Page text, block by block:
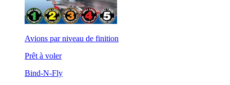
Avions par niveau de finition
Prêt à voler
Bind-N-Fly